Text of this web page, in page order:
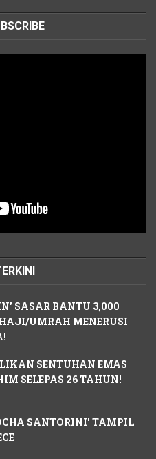
SASAR BANTU 3,000
UMRAH MENERUSI
SENTUHAN EMAS
SELEPAS 26 TAHUN!
SANTORINI' TAMPIL